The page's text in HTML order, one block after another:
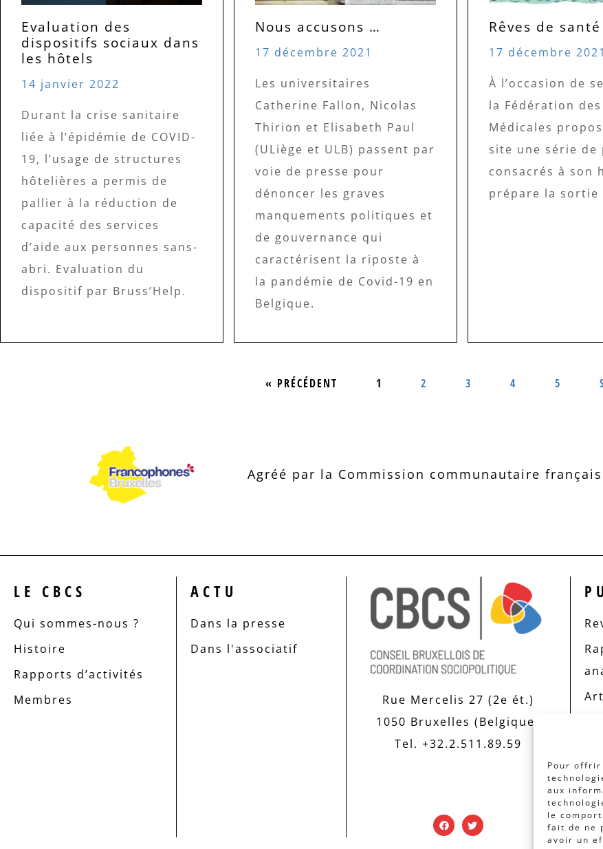
Pour offrir
aux
le
fait de ne
avoir un
Evaluation des
dispositifs sociaux dans
les hôtels
14 janvier 2022
Durant la crise sanitaire
liée à l’épidémie de COVID-
19, l’usage de structures
hôtelières a permis de
pallier à la réduction de
capacité des services
d’aide aux personnes sans-
abri. Evaluation du
dispositif par Bruss’Help.
Nous accusons …
17 décembre 2021
Les universitaires
Catherine Fallon, Nicolas
Thirion et Elisabeth Paul
(ULiège et ULB) passent par
voie de presse pour
dénoncer les graves
manquements politiques et
de gouvernance qui
caractérisent la riposte à
la pandémie de Covid-19 en
Belgique.
Rêves de santé
17 décembre 2021
À l’occasion de
la Fédération
Médicales
site une série de
consacrés à son
prépare la sortie
« PRÉCÉDENT 1 2 3 4 5
Agréé par la Commission communautaire
LE CBCS
Qui sommes-nous ?
Histoire
Rapports d’activités
Membres
ACTU
Dans la presse
Dans l'associatif
Rue Mercelis 27 (2e ét.)
1050 Bruxelles (Belgique)
Tel. +32.2.511.89.59